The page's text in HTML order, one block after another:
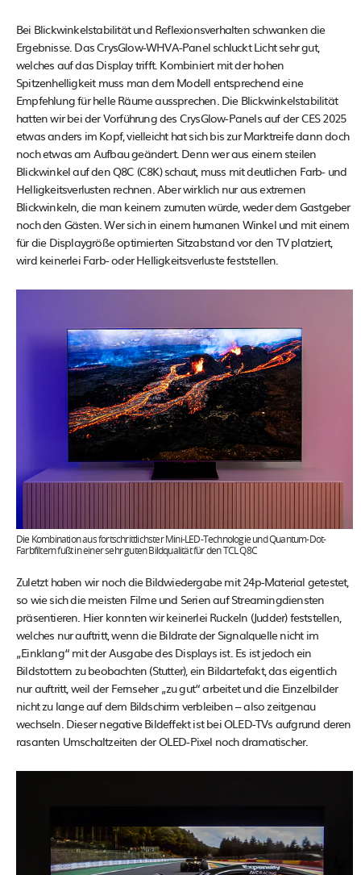
Bei Blickwinkelstabilität und Reflexionsverhalten schwanken die
Ergebnisse. Das CrysGlow-WHVA-Panel schluckt Licht sehr gut,
welches auf das Display trifft. Kombiniert mit der hohen
Spitzenhelligkeit muss man dem Modell entsprechend eine
Empfehlung für helle Räume aussprechen. Die Blickwinkelstabilität
hatten wir bei der Vorführung des CrysGlow-Panels auf der CES 2025
etwas anders im Kopf, vielleicht hat sich bis zur Marktreife dann doch
noch etwas am Aufbau geändert. Denn wer aus einem steilen
Blickwinkel auf den Q8C (C8K) schaut, muss mit deutlichen Farb- und
Helligkeitsverlusten rechnen. Aber wirklich nur aus extremen
Blickwinkeln, die man keinem zumuten würde, weder dem Gastgeber
noch den Gästen. Wer sich in einem humanen Winkel und mit einem
für die Displaygröße optimierten Sitzabstand vor den TV platziert,
wird keinerlei Farb- oder Helligkeitsverluste feststellen.
Die Kombination aus fortschrittlichster Mini-LED-Technologie und Quantum-Dot-
Farbfiltern fußt in einer sehr guten Bildqualität für den TCL Q8C
Zuletzt haben wir noch die Bildwiedergabe mit 24p-Material getestet,
so wie sich die meisten Filme und Serien auf Streamingdiensten
präsentieren. Hier konnten wir keinerlei Ruckeln (Judder) feststellen,
welches nur auftritt, wenn die Bildrate der Signalquelle nicht im
„Einklang“ mit der Ausgabe des Displays ist. Es ist jedoch ein
Bildstottern zu beobachten (Stutter), ein Bildartefakt, das eigentlich
nur auftritt, weil der Fernseher „zu gut“ arbeitet und die Einzelbilder
nicht zu lange auf dem Bildschirm verbleiben – also zeitgenau
wechseln. Dieser negative Bildeffekt ist bei OLED-TVs aufgrund deren
rasanten Umschaltzeiten der OLED-Pixel noch dramatischer.